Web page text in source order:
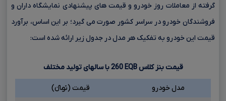
گرفته از معاملات روز خودرو و قیمت های پیشنهادی نمایشگاه داران و
فروشندگان خودرو در سراسر کشور صورت می گیرد؛ بر این اساس، برآورد
قیمت این خودرو به تفکیک هر مدل در جدول زیر ارائه شده است:
قیمت بنز کلاسEQB
260با سالهای تولید مختلف
مدل خودرو
قیمت (تومانءءء)